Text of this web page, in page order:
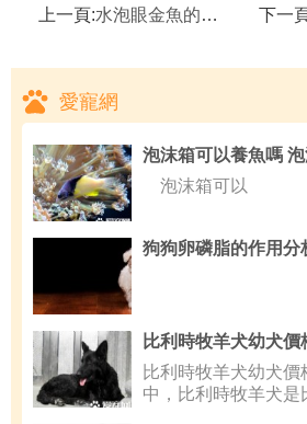
上一頁:水泡眼金魚的飼養要點,水泡眼金魚的選購要點 下一
愛寵網
泡沫箱可以養魚嗎
泡沫箱可以
狗狗卵磷脂的作用分
比利時牧羊犬幼犬價
中，比利時牧羊犬是